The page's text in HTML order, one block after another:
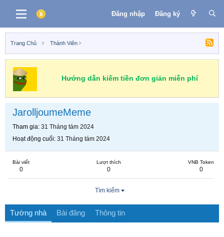
Đăng nhập Đăng ký
Trang Chủ Thành Viên
Hướng dẫn kiếm tiền đơn giản miễn phí
JarolljoumeMeme
Tham gia 31 Tháng tám 2024
Hoạt động cuối 31 Tháng tám 2024
Bài viết
0
Lượt thích
0
VNB Token
0
Tìm kiếm
Tường nhà Bài đăng Thông tin